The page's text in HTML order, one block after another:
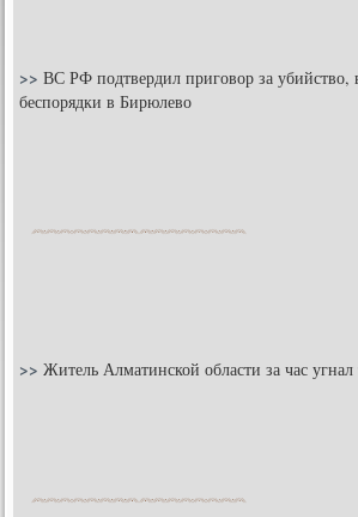
>>ВС РФ подтвердил приговор за убийство,
беспорядки в Бирюлево
>>Житель Алматинской области за час